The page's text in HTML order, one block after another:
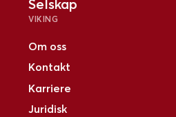
Selskap
VIKING
Om oss
Kontakt
Karriere
Juridisk